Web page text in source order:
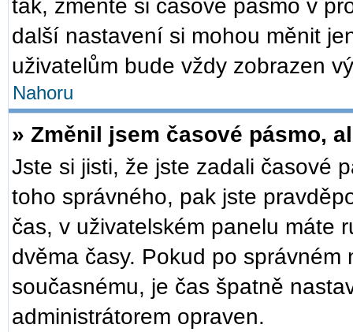
tak, změňte si časové pásmo v
další nastavení si mohou měnit
uživatelům bude vždy zobrazen
Nahoru
» Změnil jsem časové pásmo,
Jste si jisti, že jste zadali časové
toho správného, pak jste
čas, v uživatelském panelu máte
dvěma časy. Pokud po
současnému, je čas špatně
administrátorem opraven.